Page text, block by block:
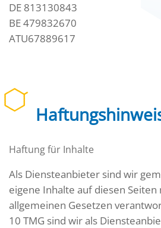
DE 813130843
BE 479832670
ATU67889617
Haftung für Inhalte
Als Diensteanbieter sind wir
eigene Inhalte auf diesen Seiten
allgemeinen Gesetzen
10 TMG sind wir als